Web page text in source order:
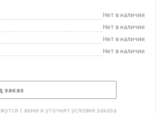
Нет в наличии
Нет в наличии
Нет в наличии
Нет в наличии
заказ
с вами и уточнят условия заказа